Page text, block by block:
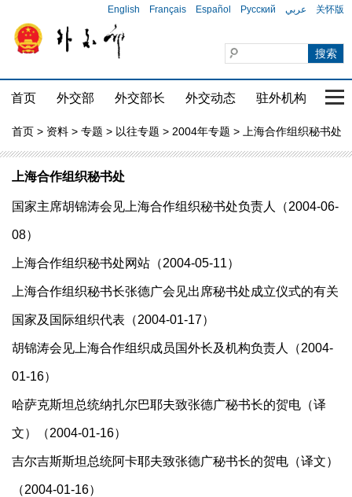
English Français Español Русский عربي 关怀版
首页 外交部 外交部长 外交动态 驻外机构 国
首页 > 资料 > 专题 > 以往专题 > 2004年专题 > 上海合作组织秘书处
上海合作组织秘书处
国家主席胡锦涛会见上海合作组织秘书处负责人（2004-06-
08）
上海合作组织秘书处网站（2004-05-11）
上海合作组织秘书长张德广会见出席秘书处成立仪式的有关
国家及国际组织代表（2004-01-17）
胡锦涛会见上海合作组织成员国外长及机构负责人（2004-
01-16）
哈萨克斯坦总统纳扎尔巴耶夫致张德广秘书长的贺电（译
文）（2004-01-16）
吉尔吉斯斯坦总统阿卡耶夫致张德广秘书长的贺电（译文）
（2004-01-16）